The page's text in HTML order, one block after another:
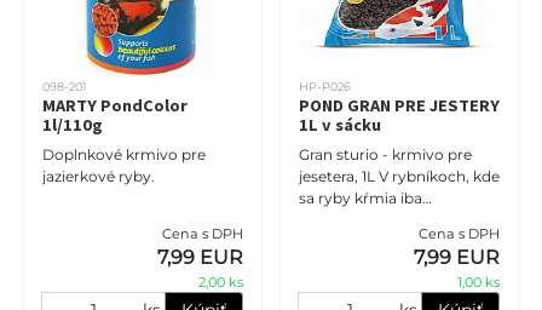
098-201
MARTY PondColor
1l/110g
Doplnkové krmivo pre
jazierkové ryby.
Cena s DPH
7,99 EUR
2,00 ks
HP-P026
POND GRAN PRE JESTERY
1L v sácku
Gran sturio - krmivo pre
jesetera, 1L V rybníkoch, kde
sa ryby kŕmia iba
byť jesetery podvyživené.
Žľab na skutočnosť, že p
Cena s DPH
7,99 EUR
1,00 ks